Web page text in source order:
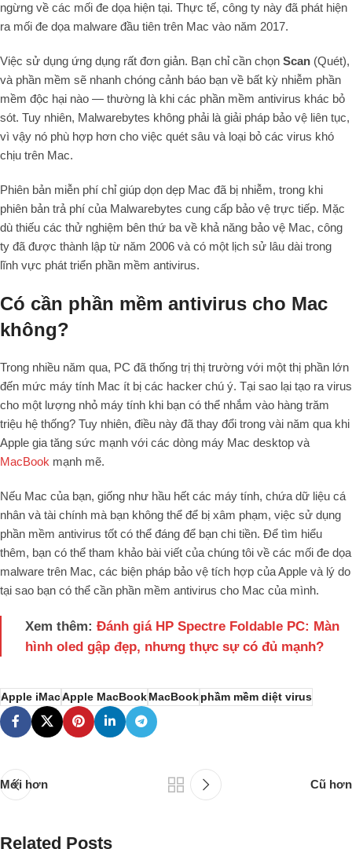
ngừng về các mối đe dọa hiện tại. Thực tế, công ty này đã phát hiện
ra mối đe dọa malware đầu tiên trên Mac vào năm 2017.
Việc sử dụng ứng dụng rất đơn giản. Bạn chỉ cần chọn Scan (Quét),
và phần mềm sẽ nhanh chóng cảnh báo bạn về bất kỳ nhiễm phần
mềm độc hại nào — thường là khi các phần mềm antivirus khác bỏ
sót. Tuy nhiên, Malwarebytes không phải là giải pháp bảo vệ liên tục,
vì vậy nó phù hợp hơn cho việc quét sâu và loại bỏ các virus khó
chịu trên Mac.
Phiên bản miễn phí chỉ giúp dọn dẹp Mac đã bị nhiễm, trong khi
phiên bản trả phí của Malwarebytes cung cấp bảo vệ trực tiếp. Mặc
dù thiếu các thử nghiệm bên thứ ba về khả năng bảo vệ Mac, công
ty đã được thành lập từ năm 2006 và có một lịch sử lâu dài trong
lĩnh vực phát triển phần mềm antivirus.
Có cần phần mềm antivirus cho Mac
không?
Trong nhiều năm qua, PC đã thống trị thị trường với một thị phần lớn
đến mức máy tính Mac ít bị các hacker chú ý. Tại sao lại tạo ra virus
cho một lượng nhỏ máy tính khi bạn có thể nhắm vào hàng trăm
triệu hệ thống? Tuy nhiên, điều này đã thay đổi trong vài năm qua khi
Apple gia tăng sức mạnh với các dòng máy Mac desktop và
MacBook mạnh mẽ.
Nếu Mac của bạn, giống như hầu hết các máy tính, chứa dữ liệu cá
nhân và tài chính mà bạn không thể để bị xâm phạm, việc sử dụng
phần mềm antivirus tốt có thể đáng để bạn chi tiền. Để tìm hiểu
thêm, bạn có thể tham khảo bài viết của chúng tôi về các mối đe dọa
malware trên Mac, các biện pháp bảo vệ tích hợp của Apple và lý do
tại sao bạn có thể cần phần mềm antivirus cho Mac của mình.
Xem thêm: Đánh giá HP Spectre Foldable PC: Màn
hình oled gập đẹp, nhưng thực sự có đủ mạnh?
Apple iMacApple MacBookMacBookphầm mềm diệt virus
Mới hơn Cũ hơn
Related Posts